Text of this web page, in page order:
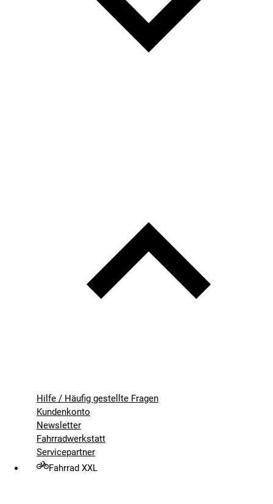
Hilfe / Häufig gestellte Fragen
Kundenkonto
Newsletter
Fahrradwerkstatt
Servicepartner
Fahrrad XXL